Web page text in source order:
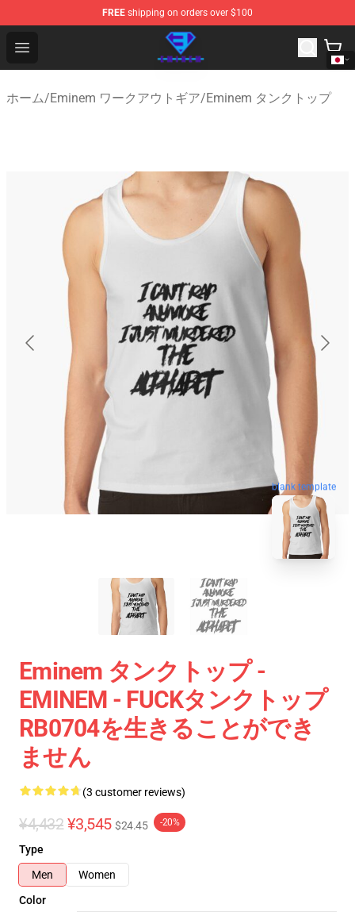
FREE shipping on orders over $100
Open menu
Eminem Store - Official Eminem Merchandise Shop
ホーム/Eminem ワークアウトギア/Eminem タンクトップ
blank template
Eminem タンクトップ -
EMINEM - FUCKタンクトップ
RB0704を生きることができ
ません
(3 customer reviews)
¥4,432 ¥3,545 $24.45 -20%
Type
Men
Women
Color